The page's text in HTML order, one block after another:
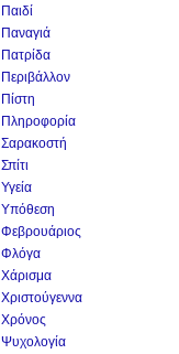
Παιδί
Παναγιά
Πατρίδα
Περιβάλλον
Πίστη
Πληροφορία
Σαρακοστή
Σπίτι
Υγεία
Υπόθεση
Φεβρουάριος
Φλόγα
Χάρισμα
Χριστούγεννα
Χρόνος
Ψυχολογία